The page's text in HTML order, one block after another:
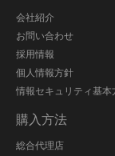
会社紹介
お問い合わせ
採用情報
個人情報方針
情報セキュリティ基本
購入方法
総合代理店